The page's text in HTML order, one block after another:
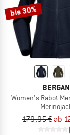
bis 30%
Women's Rabot
179,95 € ab